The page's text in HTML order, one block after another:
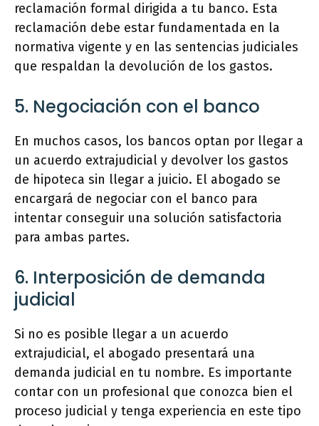
reclamación formal dirigida a tu banco. Esta
reclamación debe estar fundamentada en la
normativa vigente y en las sentencias judiciales
que respaldan la devolución de los gastos.
5. Negociación con el banco
En muchos casos, los bancos optan por llegar a
un acuerdo extrajudicial y devolver los gastos
de hipoteca sin llegar a juicio. El abogado se
encargará de negociar con el banco para
intentar conseguir una solución satisfactoria
para ambas partes.
6. Interposición de demanda
judicial
Si no es posible llegar a un acuerdo
extrajudicial, el abogado presentará una
demanda judicial en tu nombre. Es importante
contar con un profesional que conozca bien el
proceso judicial y tenga experiencia en este tipo